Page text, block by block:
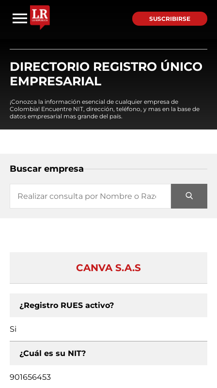
SUSCRIBIRSE
DIRECTORIO REGISTRO ÚNICO
EMPRESARIAL
¡Conozca la información esencial de cualquier empresa de
Colombia! Encuentre NIT, dirección, teléfono, y mas en la base de
datos empresarial mas grande del país.
Buscar empresa
CANVA S.A.S
¿Registro RUES activo?
Si
¿Cuál es su NIT?
901656453